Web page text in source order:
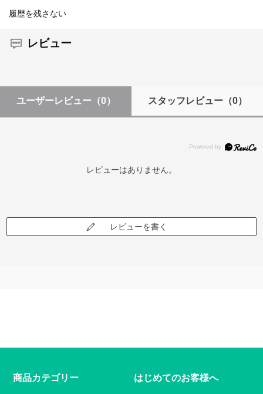
履歴を残さない
レビュー
ユーザーレビュー （0） スタッフレビュー（0）
レビューはありません。
レビューを書く
商品カテゴリー はじめてのお客様へ